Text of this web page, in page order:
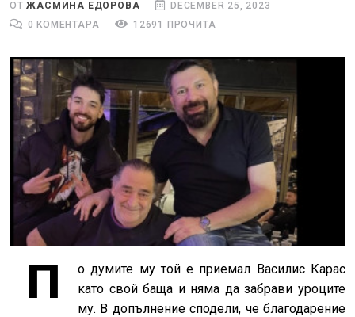
ОТЖАСМИНА ЕДОРОВА
DECEMBER 25, 2023
0 КОМЕНТАРА
12691 ПРОЧИТА
П
о думите му той е приемал Василис Карас
като свой баща и няма да забрави уроците
му. В допълнение сподели, че благодарение